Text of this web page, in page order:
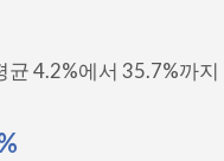
4.2%에서 35.7%까